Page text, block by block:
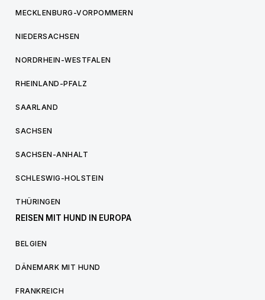
MECKLENBURG-VORPOMMERN
NIEDERSACHSEN
NORDRHEIN-WESTFALEN
RHEINLAND-PFALZ
SAARLAND
SACHSEN
SACHSEN-ANHALT
SCHLESWIG-HOLSTEIN
THÜRINGEN
REISEN MIT HUND IN EUROPA
BELGIEN
DÄNEMARK MIT HUND
FRANKREICH